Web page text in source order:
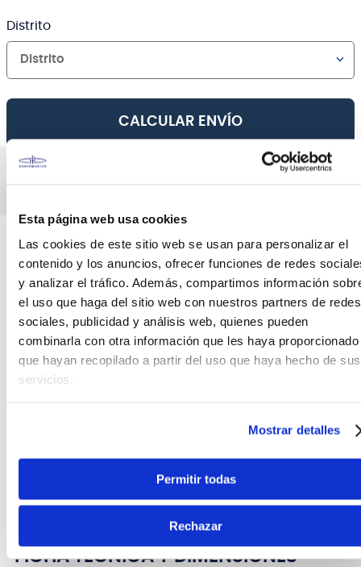
Esta página web usa cookies
Las cookies de este sitio web se usan para personalizar el
contenido y los anuncios, ofrecer funciones de redes
y analizar el tráfico. Además, compartimos información
el uso que haga del sitio web con nuestros partners de redes
sociales, publicidad y análisis web, quienes pueden
combinarla con otra información que les haya proporcionado
que hayan recopilado a partir del uso que haya hecho de sus
servicios.
Mostrar detalles
Permitir todas
Rechazar
Distrito
Distrito
CALCULAR ENVÍO
+51 977 624 112 +51 977 624 112
CARACTERÍSTICAS DEL PRODUCTO
es un cable patch deRockCable by
angulados y un largo de 20cm.
FICHA TÉCNICA Y DIMENSIONES